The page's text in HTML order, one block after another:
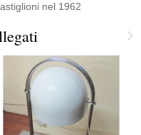
nel 1962